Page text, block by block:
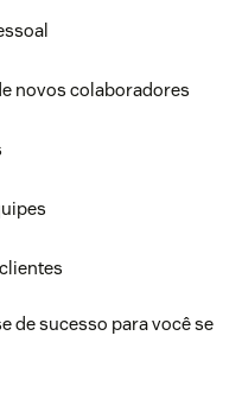
novos colaboradores
de sucesso para você se